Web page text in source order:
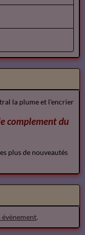
complementdu
plus de nouveautés
.